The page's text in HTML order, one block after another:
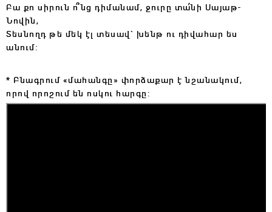
Բա քո սիրուն ո՞նց դիմանամ, ջուրը տա՛նի Սայաթ-
Նովին,
Տեսնողդ թե մեկ էլ տեսավ` խենթ ու դիվահար ես
անում:
* Բնագրում «մահանգը» փորձաքար է նշանակում,
որով որոշում են ոսկու հարգը: